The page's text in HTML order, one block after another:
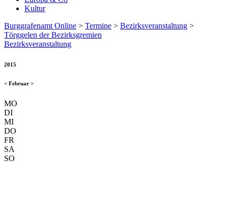
Kultur
Burggrafenamt Online > Termine > Bezirksveranstaltung >
Törggelen der Bezirksgremien
Bezirksveranstaltung
2015
< Februar >
MO
DI
MI
DO
FR
SA
SO